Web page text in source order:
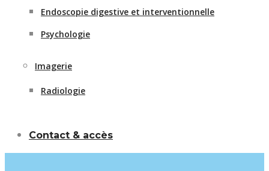
Endoscopie digestive et interventionnelle
Psychologie
Imagerie
Radiologie
Contact & accès